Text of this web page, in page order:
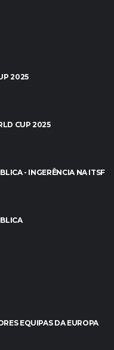
2025
CUP 2025
- INGERÊNCIA NA ITSF
EQUIPAS DA EUROPA